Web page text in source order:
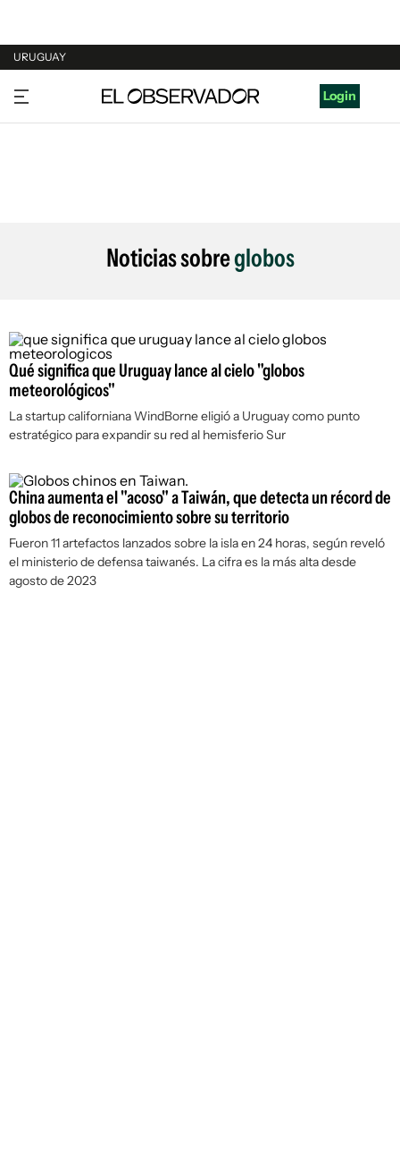
URUGUAY
URUGUAY
ARGENTINA
Login
Noticias sobreglobos
Qué significa que Uruguay lance al cielo "globos
meteorológicos"
La startup californiana WindBorne eligió a Uruguay como punto
estratégico para expandir su red al hemisferio Sur
China aumenta el "acoso" a Taiwán, que detecta un récord de
globos de reconocimiento sobre su territorio
Fueron 11 artefactos lanzados sobre la isla en 24 horas, según reveló
el ministerio de defensa taiwanés. La cifra es la más alta desde
agosto de 2023